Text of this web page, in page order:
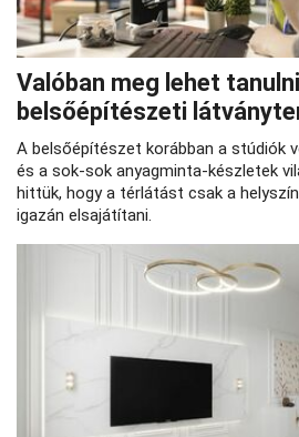
Valóban meg lehet
belsőépítészeti
A belsőépítészet korábban a stúdiók
és a sok-sok anyagminta-készletek
hittük, hogy a térlátást csak a
igazán elsajátítani.